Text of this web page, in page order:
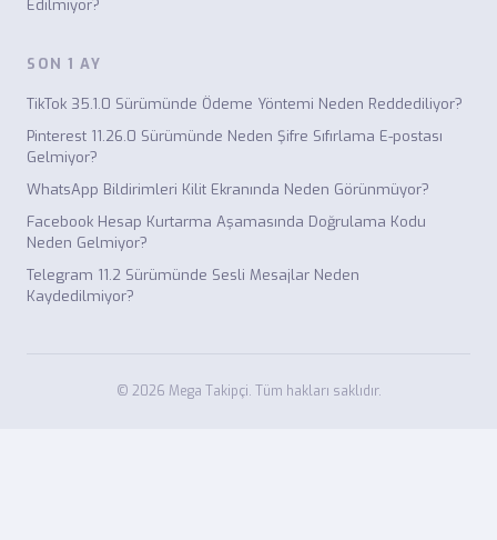
Edilmiyor?
SON 1 AY
TikTok 35.1.0 Sürümünde Ödeme Yöntemi Neden Reddediliyor?
Pinterest 11.26.0 Sürümünde Neden Şifre Sıfırlama E-postası
Gelmiyor?
WhatsApp Bildirimleri Kilit Ekranında Neden Görünmüyor?
Facebook Hesap Kurtarma Aşamasında Doğrulama Kodu
Neden Gelmiyor?
Telegram 11.2 Sürümünde Sesli Mesajlar Neden
Kaydedilmiyor?
© 2026 Mega Takipçi. Tüm hakları saklıdır.